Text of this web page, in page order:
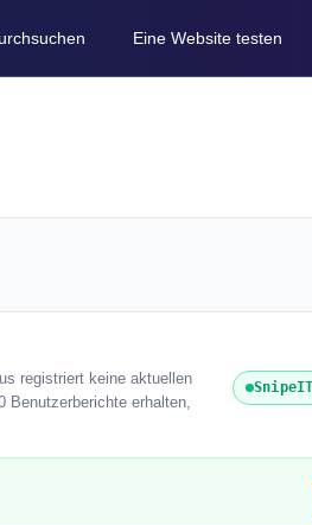
Eine Website testen
registriert keine aktuellen
Benutzerberichte erhalten,